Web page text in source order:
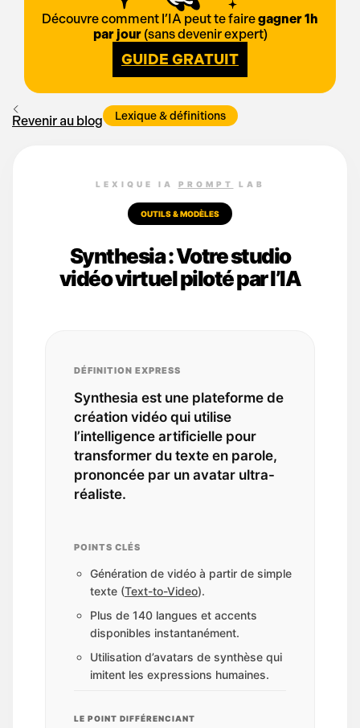
Revenir au blog Lexique & définitions
LEXIQUE IA PROMPT LAB
OUTILS & MODÈLES
Synthesia : Votre studio
vidéo virtuel piloté par l’IA
DÉFINITION EXPRESS
Synthesia est une plateforme de
création vidéo qui utilise
l’intelligence artificielle pour
transformer du texte en parole,
prononcée par un avatar ultra-
réaliste.
POINTS CLÉS
Génération de vidéo à partir de simple
texte (Text-to-Video).
Plus de 140 langues et accents
disponibles instantanément.
Utilisation d’avatars de synthèse qui
imitent les expressions humaines.
LE POINT DIFFÉRENCIANT
Découvre comment l’IA peut te fairegagner 1h
par jour(sans devenir expert)
GUIDE GRATUIT